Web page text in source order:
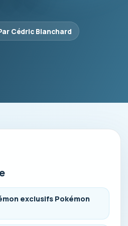
Cédric Blanchard
exclusifs Pokémon